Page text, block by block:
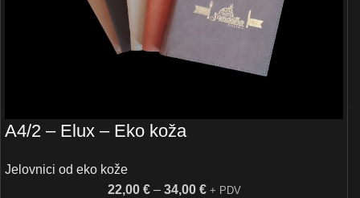
A4/2 – Elux – Eko koža
Jelovnici od eko kože
22,00 € – 34,00 € + PDV